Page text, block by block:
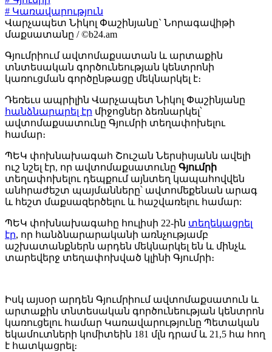
# Կառավարություն
Վարչապետ Նիկոլ Փաշինյանը` Նորագավիթի
մաքսատանը / ©b24.am
Գյումրիում ավտոմաքսատան և արտաքին
տնտեսական գործունեության կենտրոնի
կառուցման գործընթացը մեկնարկել է։
Դեռեւս ապրիլին Վարչապետ Նիկոլ Փաշինյանը
հանձնարարել էր միջոցներ ձեռնարկել՝
ավտոմաքսատունը Գյումրի տեղափոխելու
համար։
ՊԵԿ փոխնախագահ Շուշան Ներսիսյանն ավելի
ուշ նշել էր, որ ավտոմաքսատունը Գյումրի
տեղափոխելու դեպքում այնտեղ կապահովվեն
անհրաժեշտ պայմանները՝ ավտոմեքենան արագ
և հեշտ մաքսազերծելու և հաշվառելու համար:
ՊԵԿ փոխնախագահը հուլիսի 22-ին տեղեկացրել
էր, որ հանձնարարականի առնչությամբ
աշխատանքներն արդեն մեկնարկել են և մինչև
տարեվերջ տեղափոխված կլինի Գյումրի։
Իսկ այսօր արդեն Գյումրիում ավտոմաքսատուն և
արտաքին տնտեսական գործունեության կենտրոն
կառուցելու համար Կառավարությունը Պետական
եկամուտների կոմիտեին 181 մլն դրամ և 21,5 հա հող
է հատկացրել։